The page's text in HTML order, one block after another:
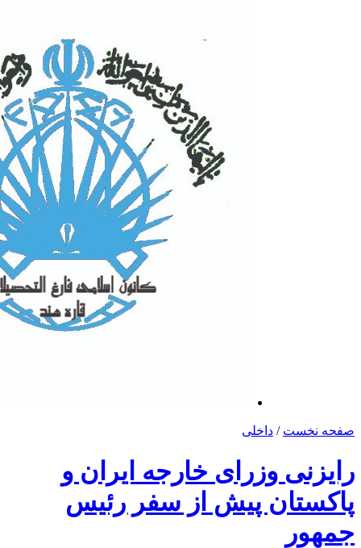
صفحه نخست / داخلی
رایزنی وزرای خارجه ایران و
پاکستان پیش از سفر رئیس
جمهور